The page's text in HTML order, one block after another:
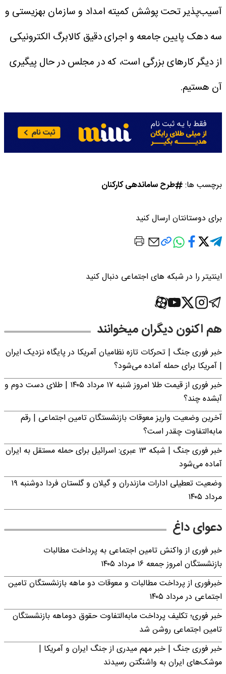
آسیب‌پذیر تحت پوشش کمیته امداد و سازمان بهزیستی و
سه دهک پایین جامعه و اجرای دقیق کالابرگ الکترونیکی
از دیگر کارهای بزرگی است، که در مجلس در حال پیگیری
آن هستیم.
برچسب ها: طرح ساماندهی کارکنان
برای دوستانتان ارسال کنید
اینتیتر را در شبکه های اجتماعی دنبال کنید
هم اکنون دیگران میخوانند
خبر فوری جنگ | تحرکات تازه نظامیان آمریکا در پایگاه نزدیک ایران
| آمریکا برای حمله آماده می‌شود؟
خبر فوری از قیمت طلا امروز شنبه ۱۷ مرداد ۱۴۰۵ | طلای دست دوم و
آبشده چند؟
آخرین وضعیت واریز معوقات بازنشستگان تامین اجتماعی | رقم
مابه‌التفاوت چقدر است؟
خبر فوری جنگ | شبکه ۱۳ عبری: اسرائیل برای حمله مستقل به ایران
آماده می‌شود
وضعیت تعطیلی ادارات مازندران و گیلان و گلستان فردا دوشنبه ۱۹
مرداد ۱۴۰۵
دعوای داغ
خبر فوری از واکنش تامین اجتماعی به پرداخت مطالبات
بازنشستگان امروز جمعه ۱۶ مرداد ۱۴۰۵
خبرفوری از پرداخت مطالبات و معوقات دو ماهه بازنشستگان تامین
اجتماعی در مرداد ۱۴۰۵
خبر فوری؛ تکلیف پرداخت مابه‌التفاوت حقوق دوماهه بازنشستگان
تامین اجتماعی روشن شد
خبر فوری جنگ | خبر مهم میدری از جنگ ایران و آمریکا |
موشک‌های ایران به واشنگتن رسیدند